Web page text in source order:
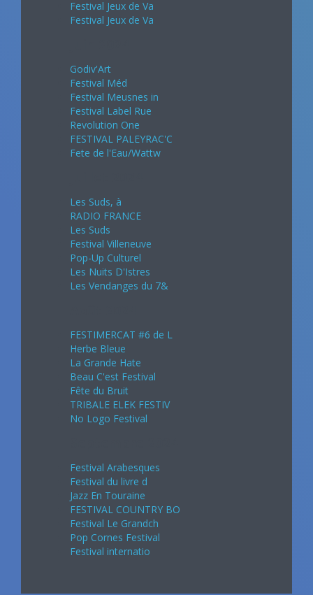
Festival Jeux de Va
Festival Jeux de Va
Godiv'Art
Festival Méd
Festival Meusnes in
Festival Label Rue
Revolution One
FESTIVAL PALEYRAC'C
Fete de l'Eau/Wattw
Les Suds, à
RADIO FRANCE
Les Suds
Festival Villeneuve
Pop-Up Culturel
Les Nuits D'Istres
Les Vendanges du 7&
FESTIMERCAT #6 de L
Herbe Bleue
La Grande Hate
Beau C'est Festival
Fête du Bruit
TRIBALE ELEK FESTIV
No Logo Festival
Festival Arabesques
Festival du livre d
Jazz En Touraine
FESTIVAL COUNTRY BO
Festival Le Grandch
Pop Cornes Festival
Festival internatio